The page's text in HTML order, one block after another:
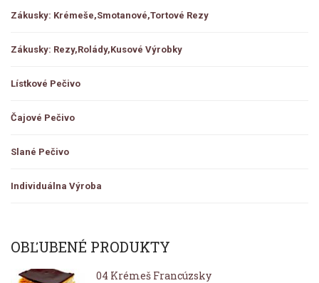
Zákusky: Krémeše,smotanové,tortové Rezy
Zákusky: Rezy,rolády,kusové Výrobky
Lístkové Pečivo
Čajové Pečivo
Slané Pečivo
Individuálna Výroba
OBĽUBENÉ PRODUKTY
04 Krémeš Francúzsky